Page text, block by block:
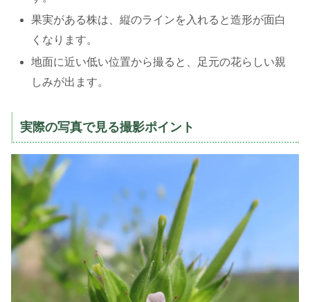
果実がある株は、縦のラインを入れると造形が面白
くなります。
地面に近い低い位置から撮ると、足元の花らしい親
しみが出ます。
実際の写真で見る撮影ポイント